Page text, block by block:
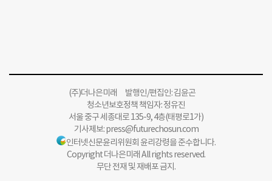
(주)더나은미래 발행인/편집인: 김윤곤
청소년보호정책 책임자: 정유진
서울 중구 세종대로 135-9, 4층(태평로1가)
기사제보:press@futurechosun.com
인터넷신문윤리위원회 윤리강령을 준수합니다.
Copyright 더나은미래 All rights reserved.
무단 전재 및 재배포 금지.